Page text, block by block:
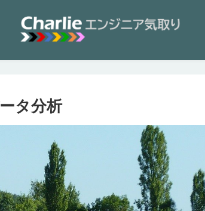
タ分析